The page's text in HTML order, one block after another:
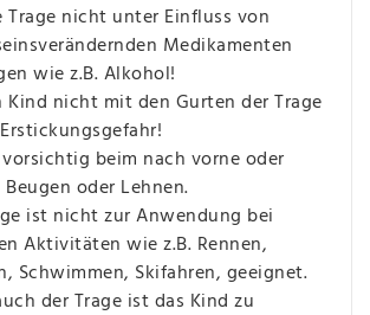
Trage nicht unter Einfluss von
Medikamenten
wie z.B. Alkohol!
Kind nicht mit den Gurten der Trage
vorsichtig beim nach vorne oder
oder Lehnen.
ist nicht zur Anwendung bei
Aktivitäten wie z.B. Rennen,
Schwimmen, Skifahren, geeignet.
der Trage ist das Kind zu